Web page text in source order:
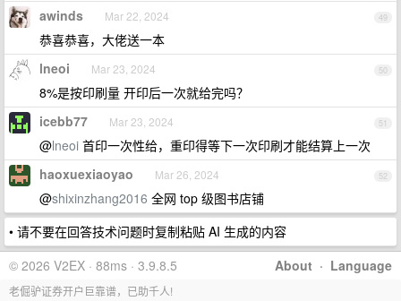
49
awinds Mar 22, 2024
恭喜恭喜，大佬送一本
50
lneoi Mar 23, 2024
8%是按印刷量 开印后一次就给完吗？
51
icebb77 Mar 23, 2024
@lneoi 首印一次性给，重印得等下一次印刷才能结算上一次
52
haoxuexiaoyao Mar 26, 2024
@shixinzhang2016 全网 top 级图书店铺
• 请不要在回答技术问题时复制粘贴 AI 生成的内容
About · Language
© 2026 V2EX · 88ms · 3.9.8.5
老倔驴证券开户巨靠谱，已助千人!